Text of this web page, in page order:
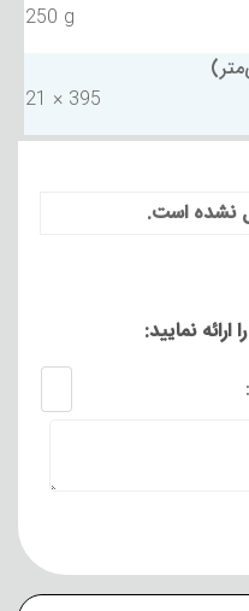
250 g
21 × 395
نشده است.
نمایید: